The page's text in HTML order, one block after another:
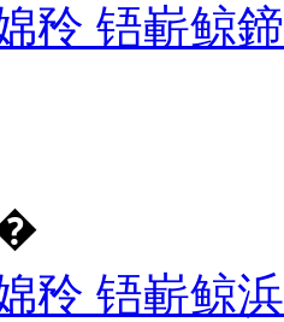
矝 铻嶄鲸
矝 铻嶄鲸